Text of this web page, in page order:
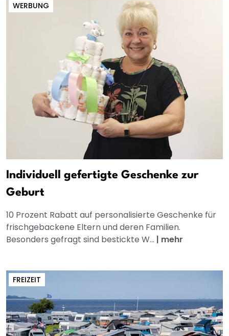
WERBUNG
Individuell gefertigte Geschenke zur
Geburt
10 Prozent Rabatt auf personalisierte Geschenke für
frischgebackene Eltern und deren Familien.
Besonders gefragt sind bestickte W... | mehr
FREIZEIT